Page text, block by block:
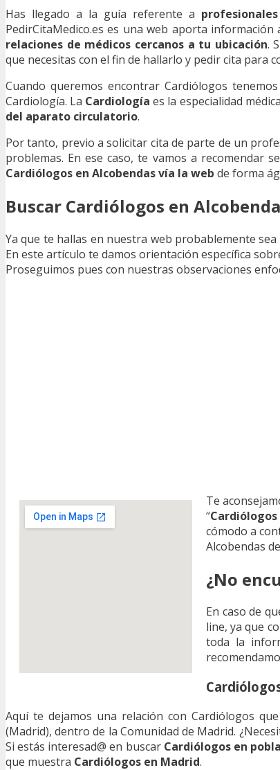
Has llegado a la guía referente a
PedirCitaMedico.es es una web aporta
relaciones de médicos cercanos a tu ubicación.
que necesitas con el fin de hallarlo y pedir cita para
Cuando queremos encontrar Cardiólogos
Cardiología. La Cardiología es la especialidad
del aparato circulatorio.
Por tanto, previo a solicitar cita de parte de un
problemas. En ese caso, te vamos a recomendar
Cardiólogos en Alcobendas vía la web de forma
Buscar Cardiólogos en
Ya que te hallas en nuestra web probablemente
En este artículo te damos orientación específica
Proseguimos pues con nuestras observaciones
Te
“Cardiólogos
cómodo a
Alcobendas
¿No
En caso de
line, ya que
toda la
Aquí te dejamos una relación con Cardiólogos
(Madrid), dentro de la Comunidad de Madrid.
Si estás interesad@ en buscar Cardiólogos en
que muestra Cardiólogos en Madrid.